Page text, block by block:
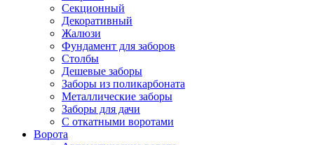
Секционный
Декоративный
Жалюзи
Фундамент для заборов
Столбы
Дешевые заборы
Заборы из поликарбоната
Металлические заборы
Заборы для дачи
С откатными воротами
Ворота